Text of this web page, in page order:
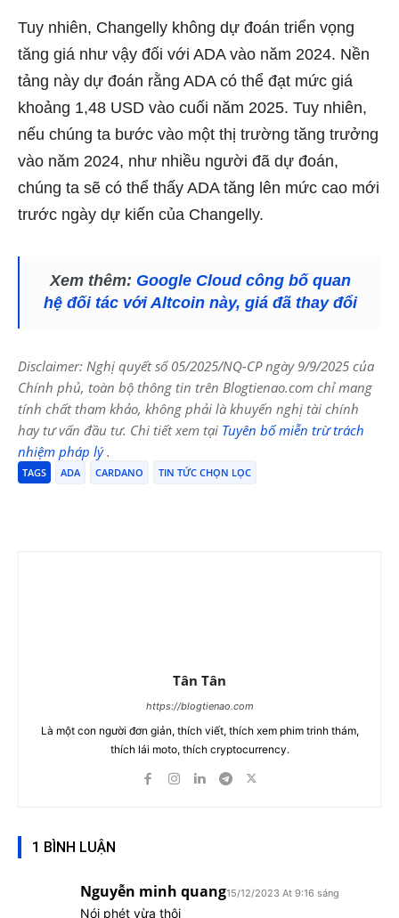
Tuy nhiên, Changelly không dự đoán triển vọng
tăng giá như vậy đối với ADA vào năm 2024. Nền
tảng này dự đoán rằng ADA có thể đạt mức giá
khoảng 1,48 USD vào cuối năm 2025. Tuy nhiên,
nếu chúng ta bước vào một thị trường tăng trưởng
vào năm 2024, như nhiều người đã dự đoán,
chúng ta sẽ có thể thấy ADA tăng lên mức cao mới
trước ngày dự kiến ​​của Changelly.
Xem thêm: Google Cloud công bố quan
hệ đối tác với Altcoin này, giá đã thay đổi
Disclaimer: Nghị quyết số 05/2025/NQ-CP ngày 9/9/2025 của
Chính phủ, toàn bộ thông tin trên Blogtienao.com chỉ mang
tính chất tham khảo, không phải là khuyến nghị tài chính
hay tư vấn đầu tư. Chi tiết xem tại Tuyên bố miễn trừ trách
nhiệm pháp lý.
TAGS ADA CARDANO TIN TỨC CHỌN LỌC
Tân Tân
https://blogtienao.com
Là một con người đơn giản, thích viết, thích xem phim trinh thám,
thích lái moto, thích cryptocurrency.
1 BÌNH LUẬN
Nguyễn minh quang15/12/2023 At 9:16 sáng
Nói phét vừa thôi